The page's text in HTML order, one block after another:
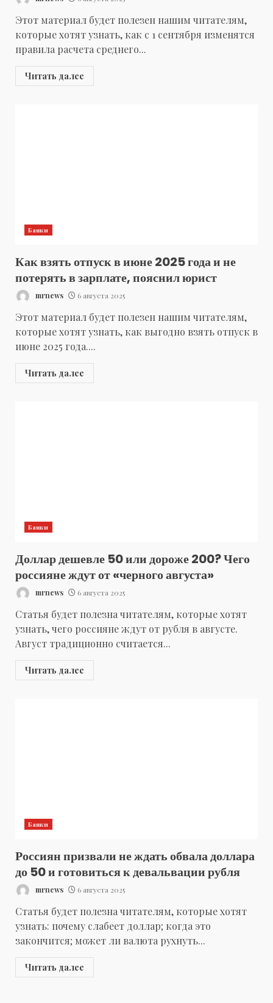
Этот материал будет полезен нашим читателям,
которые хотят узнать, как с 1 сентября изменятся
правила расчета среднего...
Читать далее
Банки
Как взять отпуск в июне 2025 года и не
потерять в зарплате, пояснил юрист
mrnews 6 августа 2025
Этот материал будет полезен нашим читателям,
которые хотят узнать, как выгодно взять отпуск в
июне 2025 года....
Читать далее
Банки
Доллар дешевле 50 или дороже 200? Чего
россияне ждут от «черного августа»
mrnews 6 августа 2025
Статья будет полезна читателям, которые хотят
узнать, чего россияне ждут от рубля в августе.
Август традиционно считается...
Читать далее
Банки
Россиян призвали не ждать обвала доллара
до 50 и готовиться к девальвации рубля
mrnews 6 августа 2025
Статья будет полезна читателям, которые хотят
узнать: почему слабеет доллар; когда это
закончится; может ли валюта рухнуть...
Читать далее